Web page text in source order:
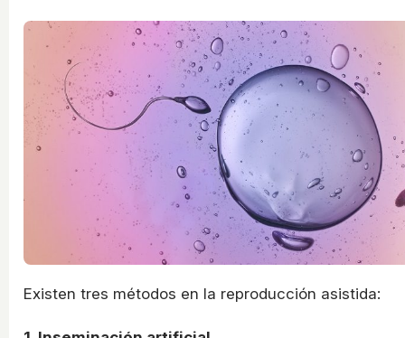
Existen tres métodos en la reproducción asistida: